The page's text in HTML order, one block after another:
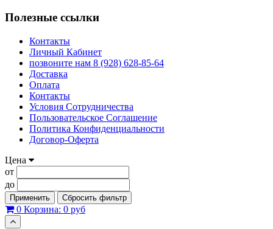
Полезные ссылки
Контакты
Личный Кабинет
позвоните нам 8 (928) 628-85-64
Доставка
Оплата
Контакты
Условия Сотрудничества
Пользовательское Соглашение
Политика Конфиденциальности
Договор-Оферта
Цена
от
до
Применить Сбросить фильтр
0 Корзина: 0 руб